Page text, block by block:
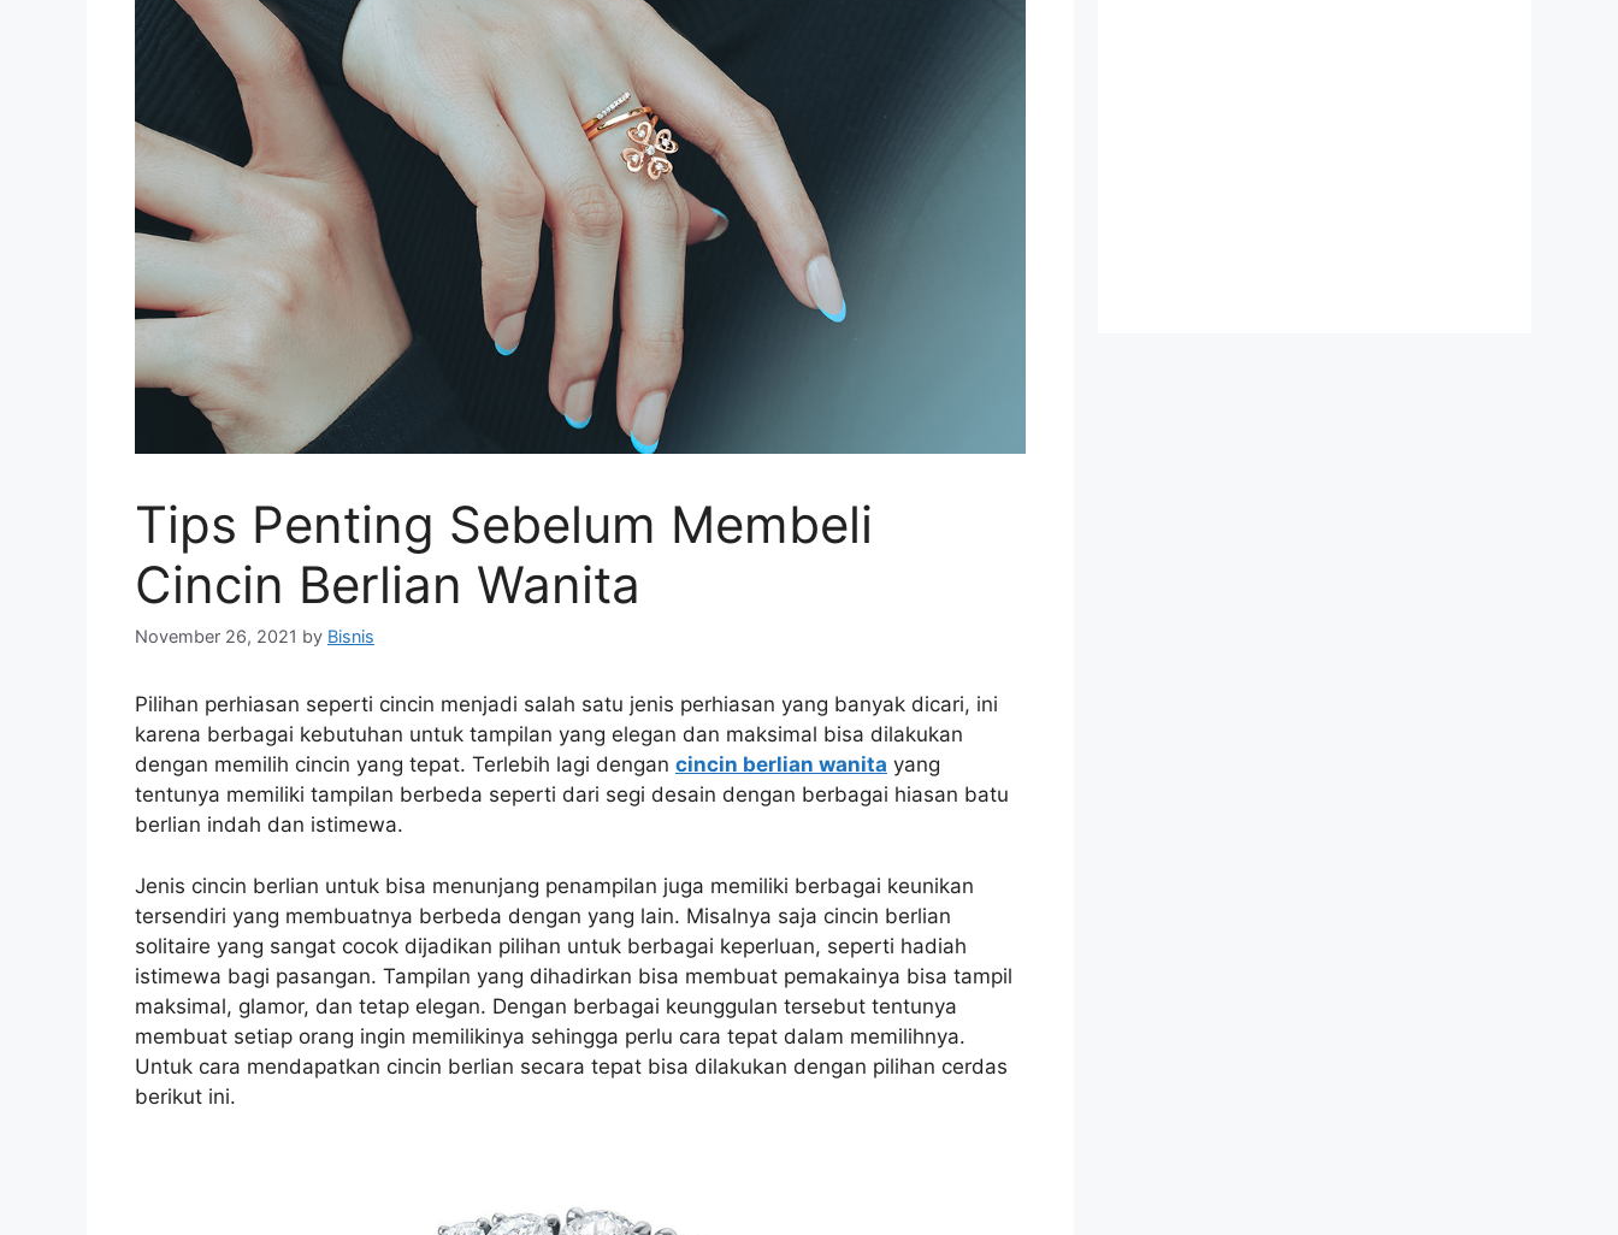
Tips Penting Sebelum Membeli
Cincin Berlian Wanita
November 26, 2021 by Bisnis
Pilihan perhiasan seperti cincin menjadi salah satu jenis perhiasan yang banyak dicari, ini
karena berbagai kebutuhan untuk tampilan yang elegan dan maksimal bisa dilakukan
dengan memilih cincin yang tepat. Terlebih lagi dengan cincin berlian wanita yang
tentunya memiliki tampilan berbeda seperti dari segi desain dengan berbagai hiasan batu
berlian indah dan istimewa.
Jenis cincin berlian untuk bisa menunjang penampilan juga memiliki berbagai keunikan
tersendiri yang membuatnya berbeda dengan yang lain. Misalnya saja cincin berlian
solitaire yang sangat cocok dijadikan pilihan untuk berbagai keperluan, seperti hadiah
istimewa bagi pasangan. Tampilan yang dihadirkan bisa membuat pemakainya bisa tampil
maksimal, glamor, dan tetap elegan. Dengan berbagai keunggulan tersebut tentunya
membuat setiap orang ingin memilikinya sehingga perlu cara tepat dalam memilihnya.
Untuk cara mendapatkan cincin berlian secara tepat bisa dilakukan dengan pilihan cerdas
berikut ini.